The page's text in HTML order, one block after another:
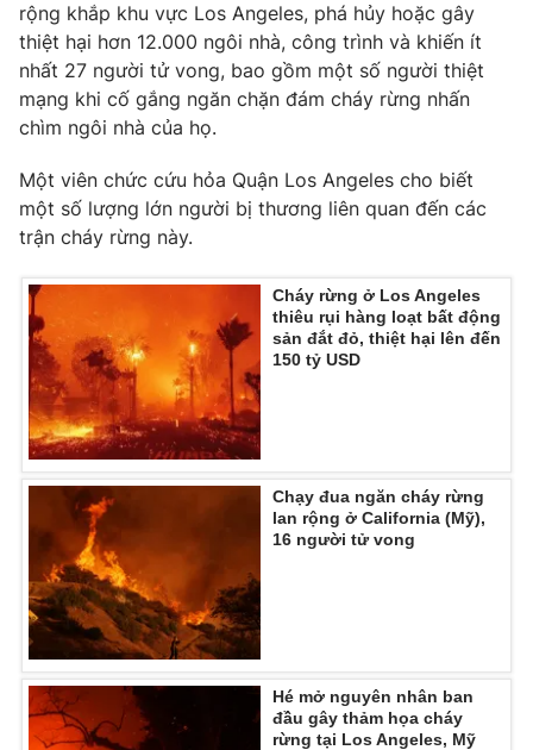
rộng khắp khu vực Los Angeles, phá hủy hoặc gây
thiệt hại hơn 12.000 ngôi nhà, công trình và khiến ít
nhất 27 người tử vong, bao gồm một số người thiệt
mạng khi cố gắng ngăn chặn đám cháy rừng nhấn
chìm ngôi nhà của họ.
Một viên chức cứu hỏa Quận Los Angeles cho biết
một số lượng lớn người bị thương liên quan đến các
trận cháy rừng này.
Cháy rừng ở Los Angeles
thiêu rụi hàng loạt bất động
sản đắt đỏ, thiệt hại lên đến
150 tỷ USD
Chạy đua ngăn cháy rừng
lan rộng ở California (Mỹ),
16 người tử vong
Hé mở nguyên nhân ban
đầu gây thảm họa cháy
rừng tại Los Angeles, Mỹ